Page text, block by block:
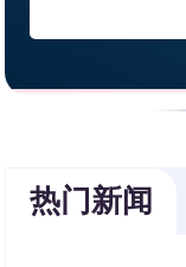
热门新闻